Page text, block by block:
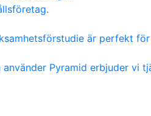
är perfekt
använder Pyramid erbjuder vi